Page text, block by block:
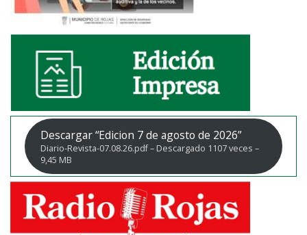
Descargar “Edicion 7 de agosto de 2026”
Diario-Revista-07.08.26.pdf – Descargado 1107 veces –
9,45 MB